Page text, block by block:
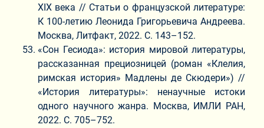
XIX века // Статьи о французской литературе:
К 100-летию Леонида Григорьевича Андреева.
Москва, Литфакт, 2022. С. 143–152.
«Сон Гесиода»: история мировой литературы,
рассказанная прециозницей (роман «Клелия,
римская история» Мадлены де Скюдери») //
«История литературы»: ненаучные истоки
одного научного жанра. Москва, ИМЛИ РАН,
2022. С. 705–752.